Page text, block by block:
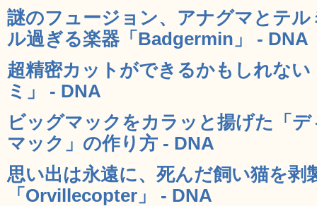
謎のフュージョン、アナグマとテ
ル過ぎる楽器「Badgermin」 - DNA
超精密カットができるかもしれな
ミ」 - DNA
ビッグマックをカラッと揚げた「
マック」の作り方 - DNA
思い出は永遠に、死んだ飼い猫を剥
「Orvillecopter」 - DNA